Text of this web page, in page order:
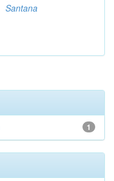
Santana
1